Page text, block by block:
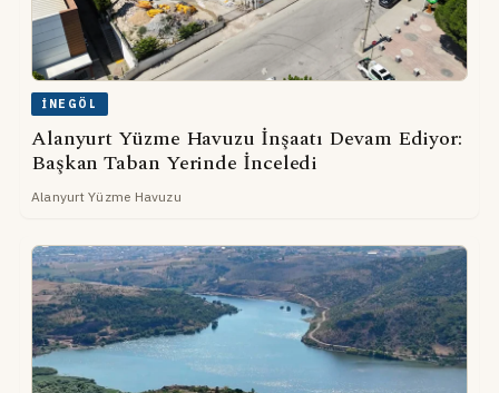
İNEGÖL
Alanyurt Yüzme Havuzu İnşaatı Devam Ediyor:
Başkan Taban Yerinde İnceledi
Alanyurt Yüzme Havuzu